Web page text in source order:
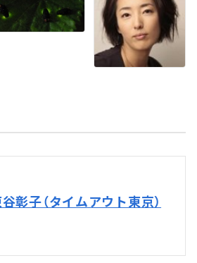
彰子（タイムアウト東京）